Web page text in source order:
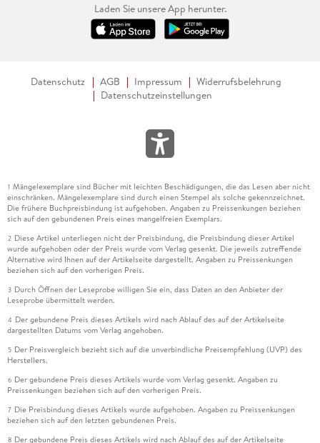
Laden Sie unsere App herunter.
Datenschutz AGB Impressum
Widerrufsbelehrung
Datenschutzeinstellungen
1 Mängelexemplare sind Bücher mit leichten Beschädigungen, die das Lesen aber nicht
einschränken. Mängelexemplare sind durch einen Stempel als solche gekennzeichnet.
Die frühere Buchpreisbindung ist aufgehoben. Angaben zu Preissenkungen beziehen
sich auf den gebundenen Preis eines mangelfreien Exemplars.
2 Diese Artikel unterliegen nicht der Preisbindung, die Preisbindung dieser Artikel
wurde aufgehoben oder der Preis wurde vom Verlag gesenkt. Die jeweils zutreffende
Alternative wird Ihnen auf der Artikelseite dargestellt. Angaben zu Preissenkungen
beziehen sich auf den vorherigen Preis.
3 Durch Öffnen der Leseprobe willigen Sie ein, dass Daten an den Anbieter der
Leseprobe übermittelt werden.
4 Der gebundene Preis dieses Artikels wird nach Ablauf des auf der Artikelseite
dargestellten Datums vom Verlag angehoben.
5 Der Preisvergleich bezieht sich auf die unverbindliche Preisempfehlung (UVP) des
Herstellers.
6 Der gebundene Preis dieses Artikels wurde vom Verlag gesenkt. Angaben zu
Preissenkungen beziehen sich auf den vorherigen Preis.
7 Die Preisbindung dieses Artikels wurde aufgehoben. Angaben zu Preissenkungen
beziehen sich auf den letzten gebundenen Preis.
8 Der gebundene Preis dieses Artikels wird nach Ablauf des auf der Artikelseite